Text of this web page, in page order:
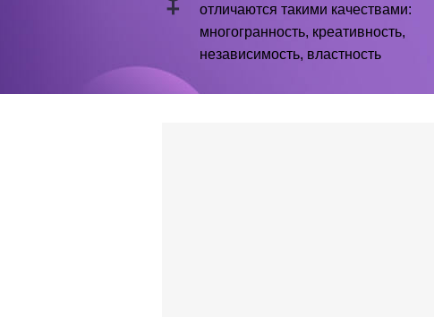
отличаются такими качествами:
многогранность, креативность,
независимость, властность